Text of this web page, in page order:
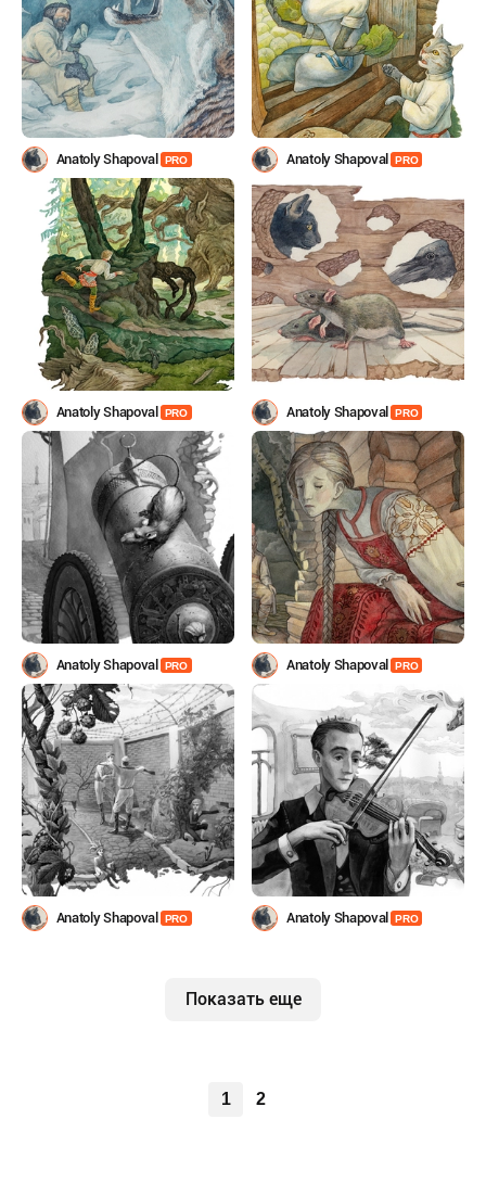
Anatoly Shapoval PRO Anatoly Shapoval PRO
Anatoly Shapoval PRO Anatoly Shapoval PRO
Anatoly Shapoval PRO Anatoly Shapoval PRO
Anatoly Shapoval PRO Anatoly Shapoval PRO
Показать еще
1 2